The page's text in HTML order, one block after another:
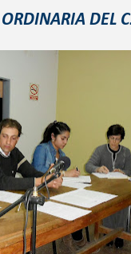
DEL